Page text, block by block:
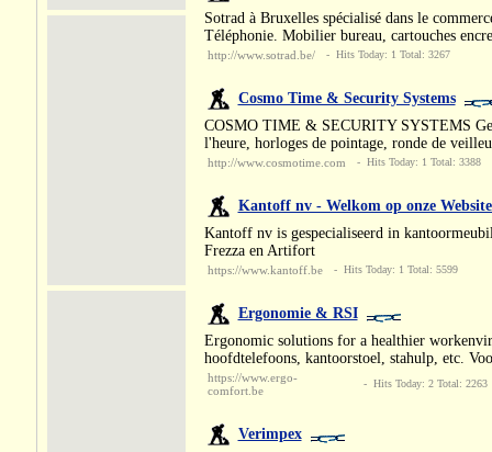
Sotrad à Bruxelles spécialisé dans le
Téléphonie. Mobilier bureau, cartouches
http://www.sotrad.be/ - Hits Today: 1 Total: 3267
Cosmo Time & Security Systems
COSMO TIME & SECURITY SYSTEMS
l'heure, horloges de pointage, ronde de
http://www.cosmotime.com - Hits Today: 1 Total: 3388
Kantoff nv - Welkom op onze
Kantoff nv is gespecialiseerd in
Frezza en Artifort
https://www.kantoff.be - Hits Today: 1 Total: 5599
Ergonomie & RSI
Ergonomic solutions for a healthier
hoofdtelefoons, kantoorstoel, stahulp, etc.
https://www.ergo-
comfort.be
- Hits Today: 2 Total: 2263
Verimpex